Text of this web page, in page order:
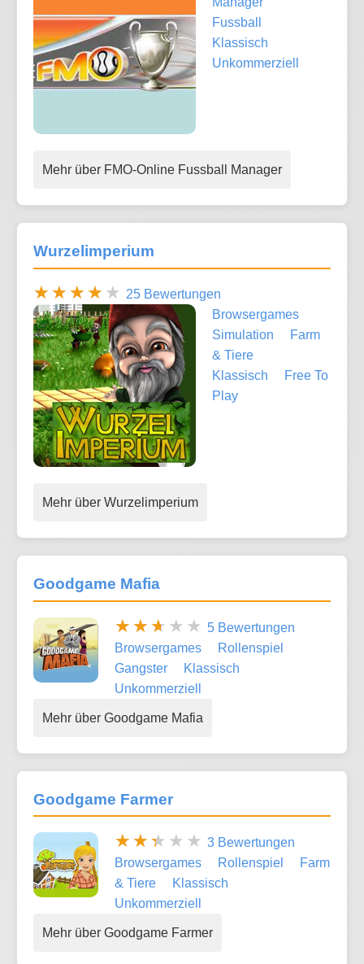
Fussball
Klassisch
Unkommerziell
Mehr über FMO-Online Fussball Manager
Wurzelimperium
25 Bewertungen
Browsergames
Simulation
Farm
& Tiere
Klassisch
Free To
Play
Mehr über Wurzelimperium
Goodgame Mafia
5 Bewertungen
Browsergames
Rollenspiel
Gangster
Klassisch
Unkommerziell
Mehr über Goodgame Mafia
Goodgame Farmer
3 Bewertungen
Browsergames
Rollenspiel
Farm
& Tiere
Klassisch
Unkommerziell
Mehr über Goodgame Farmer